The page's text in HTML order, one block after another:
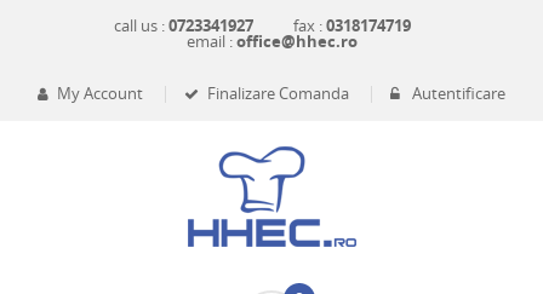
call us :0723341927 fax :0318174719
email :office@hhec.ro
My Account Finalizare Comanda Autentificare